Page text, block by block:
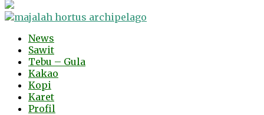
News
Sawit
Tebu – Gula
Kakao
Kopi
Karet
Profil